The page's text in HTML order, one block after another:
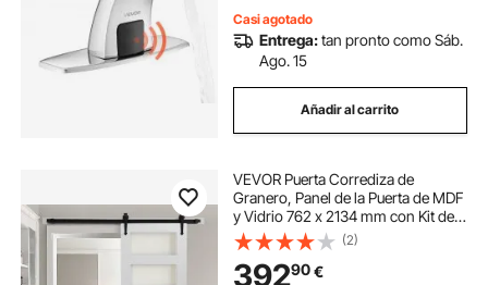
Casi agotado
Entrega:tan pronto como Sáb.
Ago. 15
Añadir al carrito
VEVOR Puerta Corrediza de
Granero, Panel de la Puerta de MDF
y Vidrio 762 x 2134 mm con Kit de
Herrajes, Superficie de PVC
Impermeable y Marco en H,
Deslizamiento Suave para Sala de
(2)
39290€